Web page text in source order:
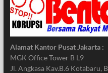
Alamat Kantor Pusat Jakarta :
MGK Office Tower B L9
Jl. Angkasa Kav.B.6 Kotabaru,